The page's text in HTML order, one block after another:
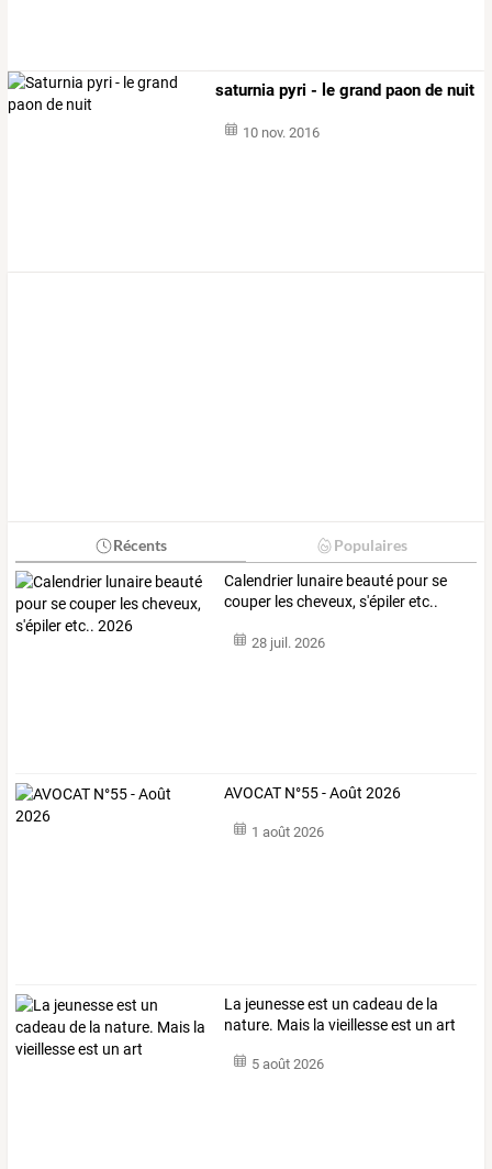
saturnia pyri - le grand paon de nuit
10 nov. 2016
Récents Populaires
Calendrier lunaire beauté pour se
couper les cheveux, s'épiler etc..
28 juil. 2026
AVOCAT N°55 - Août 2026
1 août 2026
La jeunesse est un cadeau de la
nature. Mais la vieillesse est un art
5 août 2026